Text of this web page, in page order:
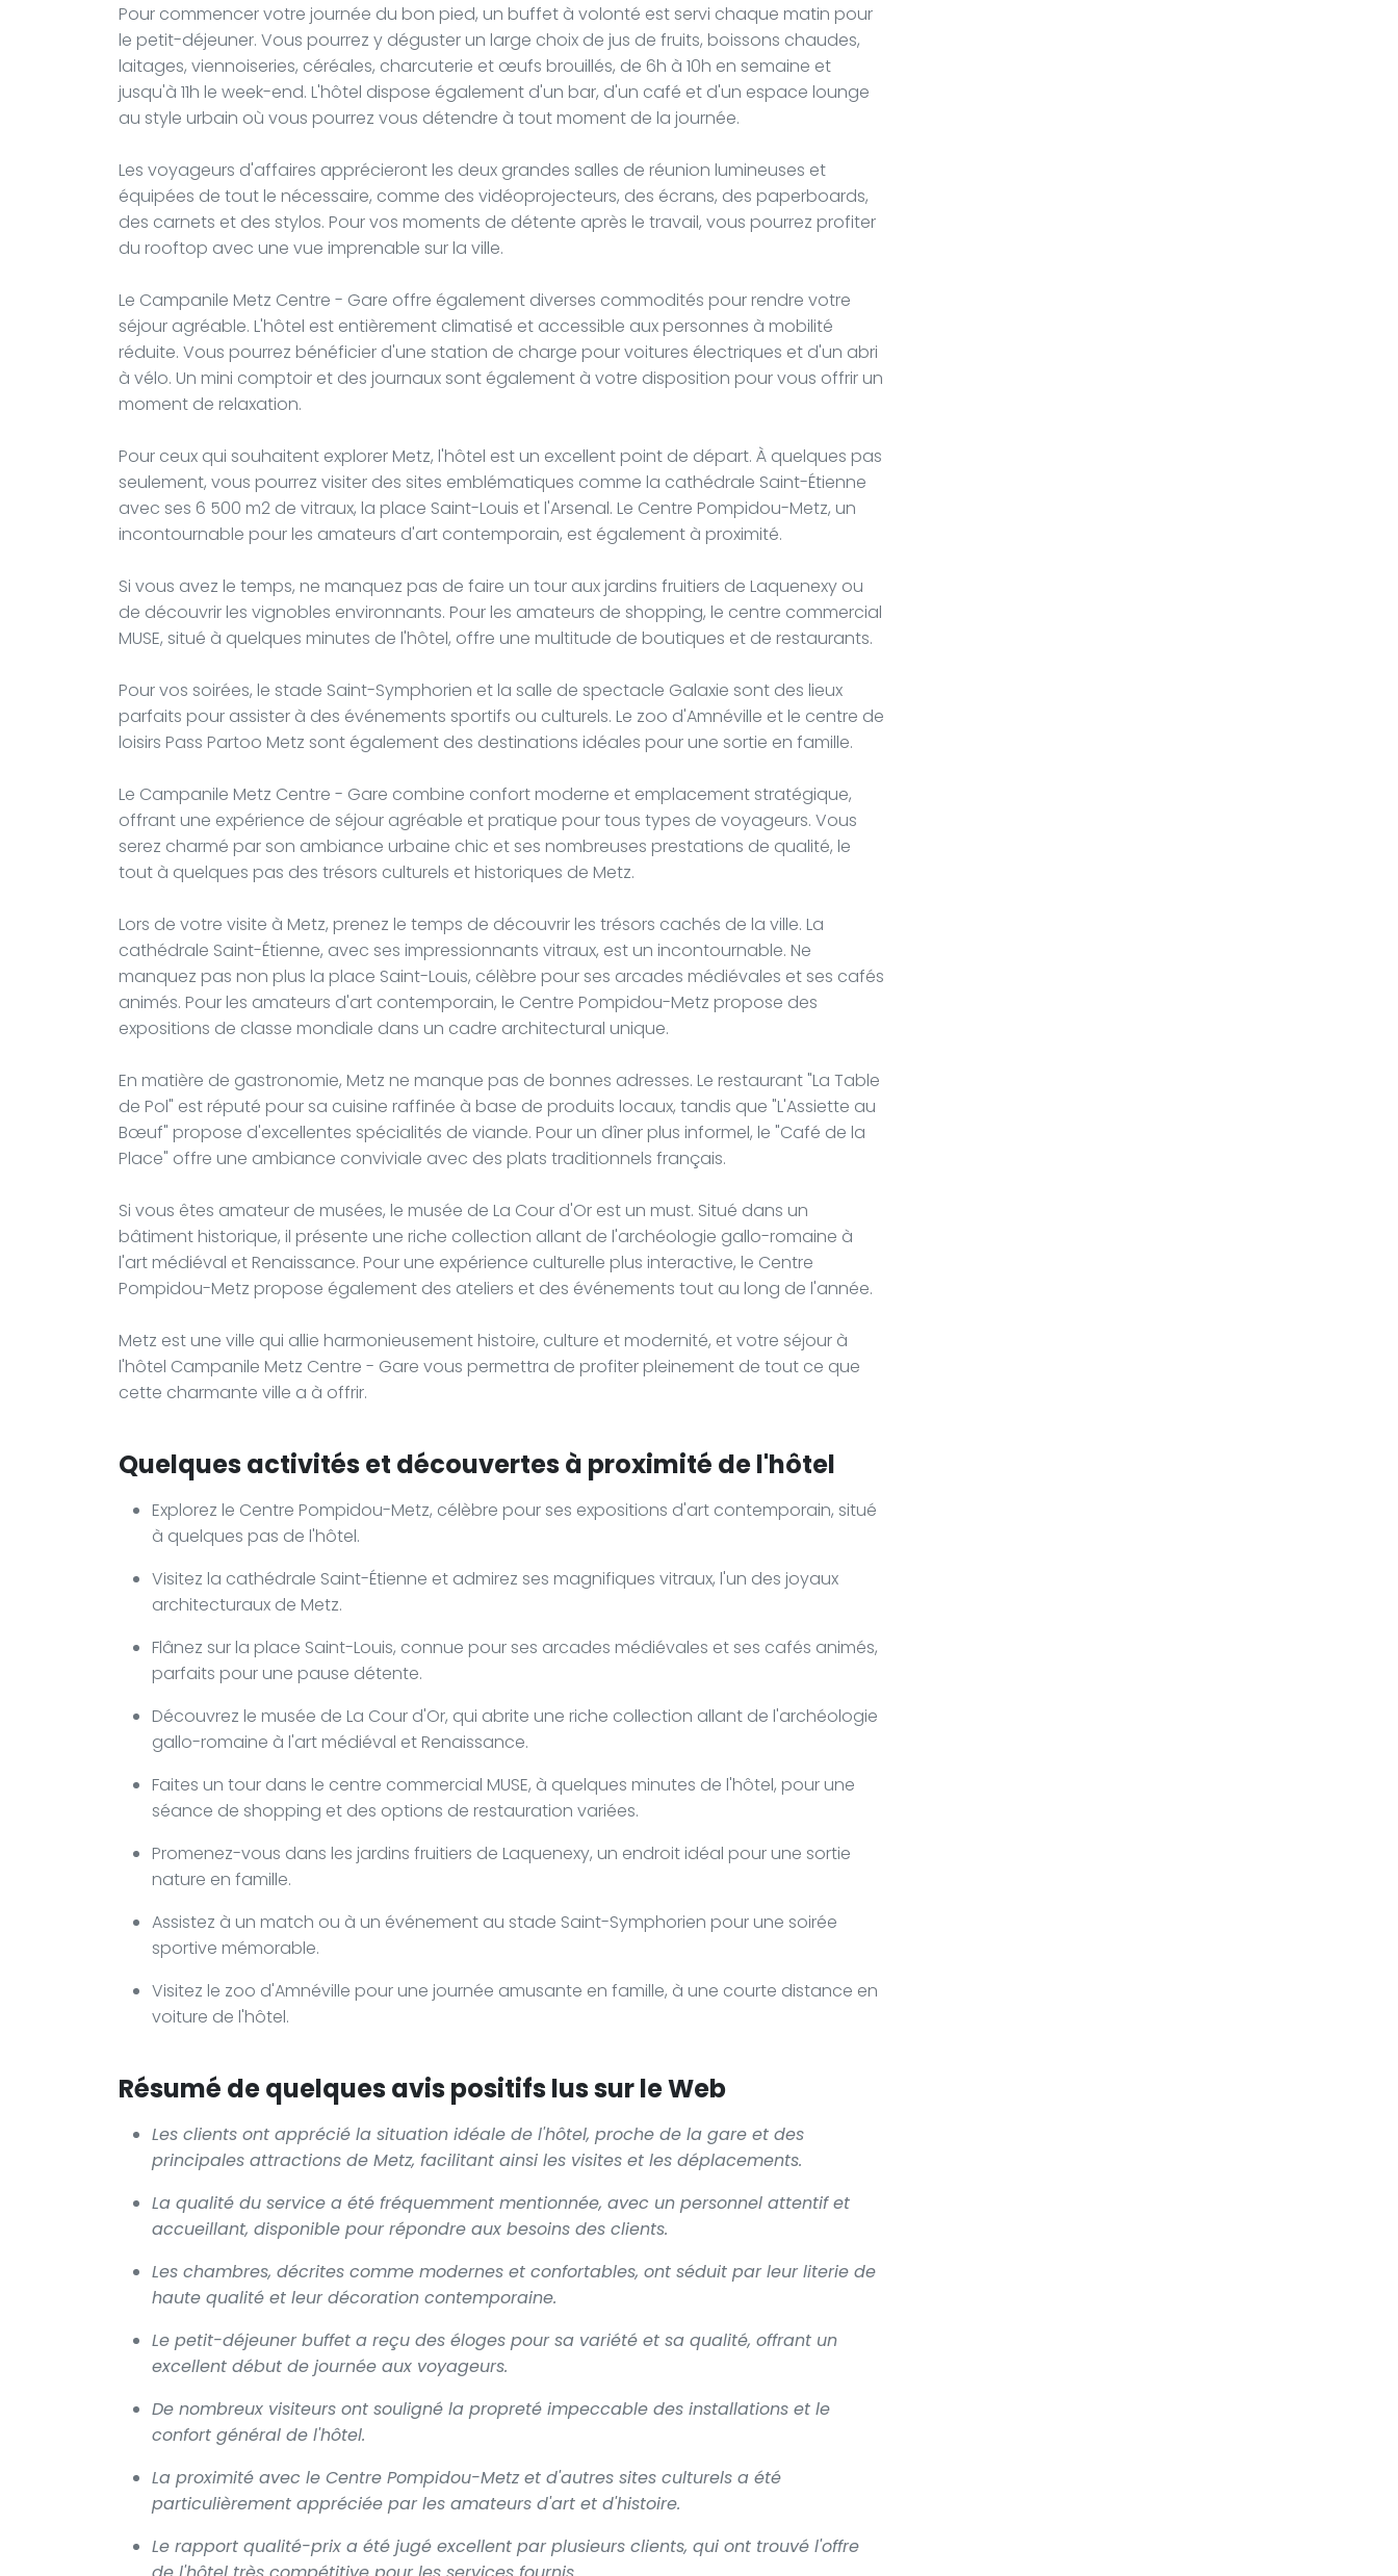
Pour commencer votre journée du bon pied, un buffet à volonté est servi chaque matin pour
le petit-déjeuner. Vous pourrez y déguster un large choix de jus de fruits, boissons chaudes,
laitages, viennoiseries, céréales, charcuterie et œufs brouillés, de 6h à 10h en semaine et
jusqu'à 11h le week-end. L'hôtel dispose également d'un bar, d'un café et d'un espace lounge
au style urbain où vous pourrez vous détendre à tout moment de la journée.
Les voyageurs d'affaires apprécieront les deux grandes salles de réunion lumineuses et
équipées de tout le nécessaire, comme des vidéoprojecteurs, des écrans, des paperboards,
des carnets et des stylos. Pour vos moments de détente après le travail, vous pourrez profiter
du rooftop avec une vue imprenable sur la ville.
Le Campanile Metz Centre - Gare offre également diverses commodités pour rendre votre
séjour agréable. L'hôtel est entièrement climatisé et accessible aux personnes à mobilité
réduite. Vous pourrez bénéficier d'une station de charge pour voitures électriques et d'un abri
à vélo. Un mini comptoir et des journaux sont également à votre disposition pour vous offrir un
moment de relaxation.
Pour ceux qui souhaitent explorer Metz, l'hôtel est un excellent point de départ. À quelques pas
seulement, vous pourrez visiter des sites emblématiques comme la cathédrale Saint-Étienne
avec ses 6 500 m2 de vitraux, la place Saint-Louis et l'Arsenal. Le Centre Pompidou-Metz, un
incontournable pour les amateurs d'art contemporain, est également à proximité.
Si vous avez le temps, ne manquez pas de faire un tour aux jardins fruitiers de Laquenexy ou
de découvrir les vignobles environnants. Pour les amateurs de shopping, le centre commercial
MUSE, situé à quelques minutes de l'hôtel, offre une multitude de boutiques et de restaurants.
Pour vos soirées, le stade Saint-Symphorien et la salle de spectacle Galaxie sont des lieux
parfaits pour assister à des événements sportifs ou culturels. Le zoo d'Amnéville et le centre de
loisirs Pass Partoo Metz sont également des destinations idéales pour une sortie en famille.
Le Campanile Metz Centre - Gare combine confort moderne et emplacement stratégique,
offrant une expérience de séjour agréable et pratique pour tous types de voyageurs. Vous
serez charmé par son ambiance urbaine chic et ses nombreuses prestations de qualité, le
tout à quelques pas des trésors culturels et historiques de Metz.
Lors de votre visite à Metz, prenez le temps de découvrir les trésors cachés de la ville. La
cathédrale Saint-Étienne, avec ses impressionnants vitraux, est un incontournable. Ne
manquez pas non plus la place Saint-Louis, célèbre pour ses arcades médiévales et ses cafés
animés. Pour les amateurs d'art contemporain, le Centre Pompidou-Metz propose des
expositions de classe mondiale dans un cadre architectural unique.
En matière de gastronomie, Metz ne manque pas de bonnes adresses. Le restaurant "La Table
de Pol" est réputé pour sa cuisine raffinée à base de produits locaux, tandis que "L'Assiette au
Bœuf" propose d'excellentes spécialités de viande. Pour un dîner plus informel, le "Café de la
Place" offre une ambiance conviviale avec des plats traditionnels français.
Si vous êtes amateur de musées, le musée de La Cour d'Or est un must. Situé dans un
bâtiment historique, il présente une riche collection allant de l'archéologie gallo-romaine à
l'art médiéval et Renaissance. Pour une expérience culturelle plus interactive, le Centre
Pompidou-Metz propose également des ateliers et des événements tout au long de l'année.
Metz est une ville qui allie harmonieusement histoire, culture et modernité, et votre séjour à
l'hôtel Campanile Metz Centre - Gare vous permettra de profiter pleinement de tout ce que
cette charmante ville a à offrir.
Quelques activités et découvertes à proximité de l'hôtel
Explorez le Centre Pompidou-Metz, célèbre pour ses expositions d'art contemporain, situé
à quelques pas de l'hôtel.
Visitez la cathédrale Saint-Étienne et admirez ses magnifiques vitraux, l'un des joyaux
architecturaux de Metz.
Flânez sur la place Saint-Louis, connue pour ses arcades médiévales et ses cafés animés,
parfaits pour une pause détente.
Découvrez le musée de La Cour d'Or, qui abrite une riche collection allant de l'archéologie
gallo-romaine à l'art médiéval et Renaissance.
Faites un tour dans le centre commercial MUSE, à quelques minutes de l'hôtel, pour une
séance de shopping et des options de restauration variées.
Promenez-vous dans les jardins fruitiers de Laquenexy, un endroit idéal pour une sortie
nature en famille.
Assistez à un match ou à un événement au stade Saint-Symphorien pour une soirée
sportive mémorable.
Visitez le zoo d'Amnéville pour une journée amusante en famille, à une courte distance en
voiture de l'hôtel.
Résumé de quelques avis positifs lus sur le Web
Les clients ont apprécié la situation idéale de l'hôtel, proche de la gare et des
principales attractions de Metz, facilitant ainsi les visites et les déplacements.
La qualité du service a été fréquemment mentionnée, avec un personnel attentif et
accueillant, disponible pour répondre aux besoins des clients.
Les chambres, décrites comme modernes et confortables, ont séduit par leur literie de
haute qualité et leur décoration contemporaine.
Le petit-déjeuner buffet a reçu des éloges pour sa variété et sa qualité, offrant un
excellent début de journée aux voyageurs.
De nombreux visiteurs ont souligné la propreté impeccable des installations et le
confort général de l'hôtel.
La proximité avec le Centre Pompidou-Metz et d'autres sites culturels a été
particulièrement appréciée par les amateurs d'art et d'histoire.
Le rapport qualité-prix a été jugé excellent par plusieurs clients, qui ont trouvé l'offre